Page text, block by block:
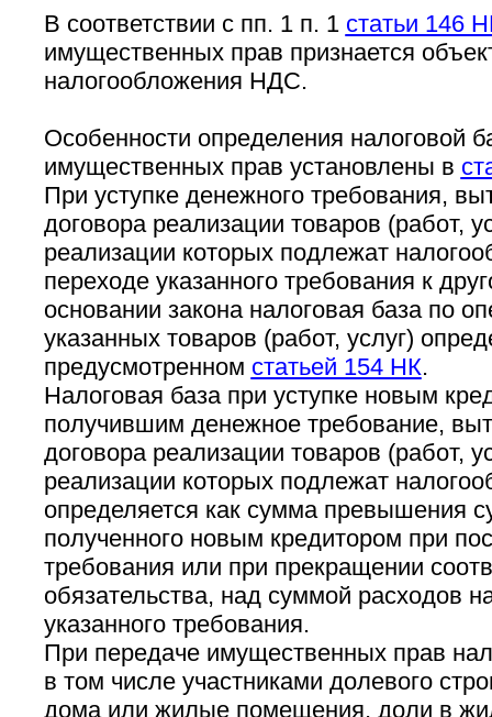
В соответствии с пп. 1 п. 1 статьи 146
имущественных прав признается
налогообложения НДС.
Особенности определения налоговой
имущественных прав установлены в
При уступке денежного требования,
договора реализации товаров (работ,
реализации которых подлежат
переходе указанного требования к
основании закона налоговая база по
указанных товаров (работ, услуг)
предусмотренном статьей 154 НК.
Налоговая база при уступке новым
получившим денежное требование,
договора реализации товаров (работ,
реализации которых подлежат
определяется как сумма превышения
полученного новым кредитором при
требования или при прекращении
обязательства, над суммой расходов
указанного требования.
При передаче имущественных прав
в том числе участниками долевого
дома или жилые помещения, доли в